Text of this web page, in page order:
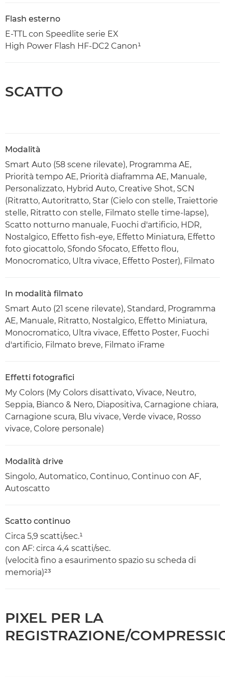
Flash esterno
E-TTL con Speedlite serie EX
High Power Flash HF-DC2 Canon¹
SCATTO
Modalità
Smart Auto (58 scene rilevate), Programma AE,
Priorità tempo AE, Priorità diaframma AE, Manuale,
Personalizzato, Hybrid Auto, Creative Shot, SCN
(Ritratto, Autoritratto, Star (Cielo con stelle, Traiettorie
stelle, Ritratto con stelle, Filmato stelle time-lapse),
Scatto notturno manuale, Fuochi d'artificio, HDR,
Nostalgico, Effetto fish-eye, Effetto Miniatura, Effetto
foto giocattolo, Sfondo Sfocato, Effetto flou,
Monocromatico, Ultra vivace, Effetto Poster), Filmato
In modalità filmato
Smart Auto (21 scene rilevate), Standard, Programma
AE, Manuale, Ritratto, Nostalgico, Effetto Miniatura,
Monocromatico, Ultra vivace, Effetto Poster, Fuochi
d'artificio, Filmato breve, Filmato iFrame
Effetti fotografici
My Colors (My Colors disattivato, Vivace, Neutro,
Seppia, Bianco & Nero, Diapositiva, Carnagione chiara,
Carnagione scura, Blu vivace, Verde vivace, Rosso
vivace, Colore personale)
Modalità drive
Singolo, Automatico, Continuo, Continuo con AF,
Autoscatto
Scatto continuo
Circa 5,9 scatti/sec.¹
con AF: circa 4,4 scatti/sec.
(velocità fino a esaurimento spazio su scheda di
memoria)²³
PIXEL PER LA
REGISTRAZIONE/